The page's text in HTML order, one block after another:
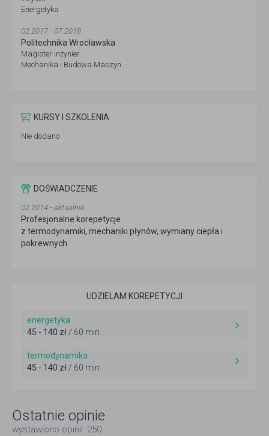
Energetyka
02.2017 - 07.2018
Politechnika Wrocławska
Magister inżynier
Mechanika i Budowa Maszyn
KURSY I SZKOLENIA
Nie dodano
DOŚWIADCZENIE
02.2014 - aktualnie
Profesjonalne korepetycje
z termodynamiki, mechaniki płynów, wymiany ciepła i
pokrewnych
UDZIELAM KOREPETYCJI
energetyka
45 - 140 zł/ 60 min
termodynamika
45 - 140 zł/ 60 min
Ostatnie opinie
wystawiono opinii: 250